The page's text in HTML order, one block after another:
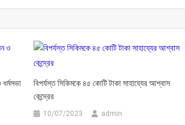
বিপর্যস্ত সিকিমকে ৪৫ কোটি টাকা সাহায্যের আশ্বাস
কেন্দ্রের
10/07/2023 admin